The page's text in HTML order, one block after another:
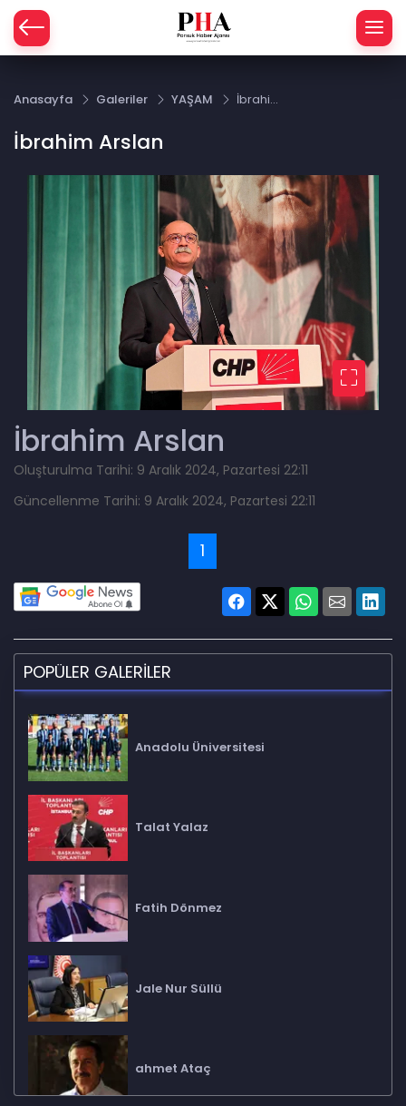
Anasayfa Galeriler YAŞAM
İbrahim
İbrahim Arslan
İbrahim Arslan
Oluşturulma Tarihi: 9 Aralık 2024, Pazartesi 22:11
Güncellenme Tarihi: 9 Aralık 2024, Pazartesi 22:11
1
POPÜLER GALERİLER
Anadolu Üniversitesi
Talat Yalaz
Fatih Dönmez
Jale Nur Süllü
ahmet Ataç